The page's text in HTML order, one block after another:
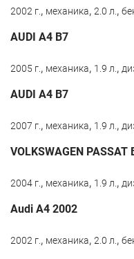
2002 г., механика, 2.0 л.,
AUDI A4 B7
2005 г., механика, 1.9 л.,
AUDI A4 B7
2007 г., механика, 1.9 л.,
VOLKSWAGEN PASSAT
2004 г., механика, 1.9 л.,
Audi A4 2002
2002 г., механика, 2.0 л.,